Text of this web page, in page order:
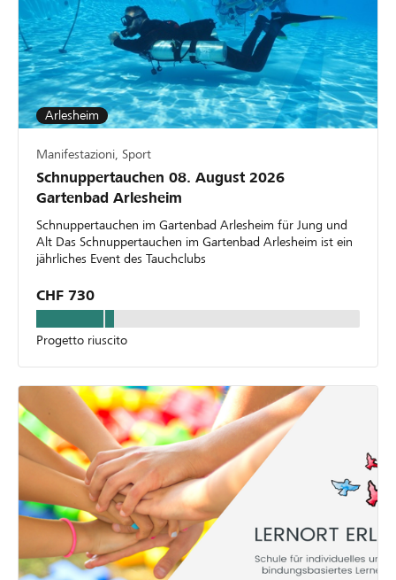
Arlesheim
Manifestazioni, Sport
Schnuppertauchen 08. August 2026
Gartenbad Arlesheim
Schnuppertauchen im Gartenbad Arlesheim für Jung und
Alt Das Schnuppertauchen im Gartenbad Arlesheim ist ein
jährliches Event des Tauchclubs
CHF 730
Progetto riuscito